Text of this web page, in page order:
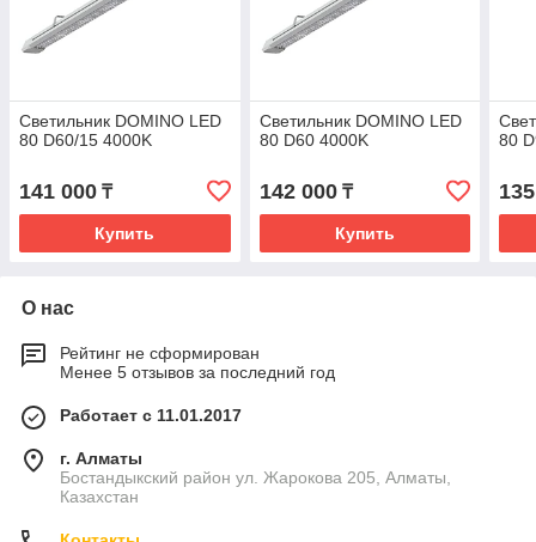
Светильник DOMINO LED
80 D60/15 4000K
141 000 ₸
Купить
Светильник DOMINO LED
80 D60 4000K
142 000₸
Купить
80
О нас
Рейтинг не сформирован
Менее 5 отзывов за последний год
Работает с 11.01.2017
г. Алматы
Бостандыкский район ул. Жарокова 205, Алматы,
Казахстан